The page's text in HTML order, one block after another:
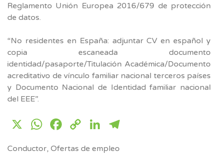
Reglamento Unión Europea 2016/679 de protección
de datos.
“No residentes en España: adjuntar CV en español y
copia escaneada documento
identidad/pasaporte/Titulación Académica/Documento
acreditativo de vínculo familiar nacional terceros países
y Documento Nacional de Identidad familiar nacional
del EEE”.
X WhatsApp
Facebook
CopyLinkedIn
Conductor, Ofertas de empleo